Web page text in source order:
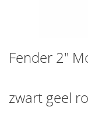
Fender 2"
zwart geel
to
the
the